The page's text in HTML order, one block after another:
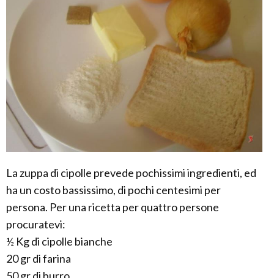
La zuppa di cipolle prevede pochissimi ingredienti, ed
ha un costo bassissimo, di pochi centesimi per
persona. Per una ricetta per quattro persone
procuratevi:
½ Kg di cipolle bianche
20 gr di farina